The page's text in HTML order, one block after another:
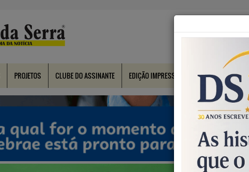
PROJETOS CLUBE DO ASSINANTE EDIÇÃO IMPRESSA CONTATO